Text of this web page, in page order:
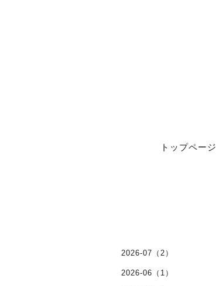
トップページ
2026-07（2）
2026-06（1）